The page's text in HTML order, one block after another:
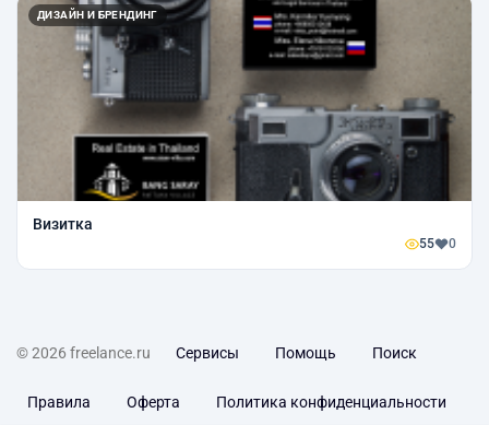
ДИЗАЙН И БРЕНДИНГ
Визитка
55 0
© 2026 freelance.ru Сервисы Помощь Поиск
Правила Оферта Политика конфиденциальности